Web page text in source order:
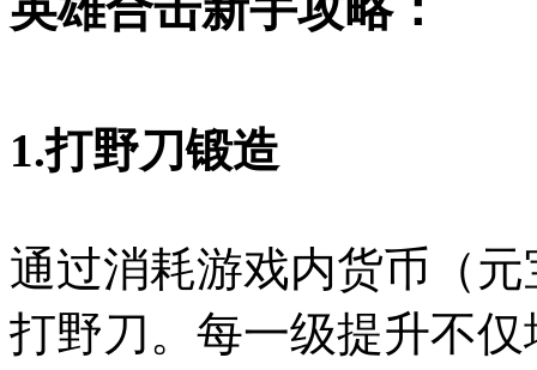
1.打野刀锻造
通过消耗游戏内货币（
打野刀。每一级提升不